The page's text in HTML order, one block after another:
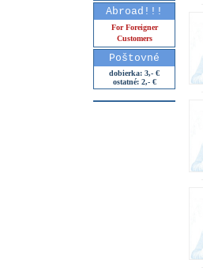
Abroad!!!
For Foreigner
Customers
Poštovné
dobierka: 3,- €
ostatné: 2,- €